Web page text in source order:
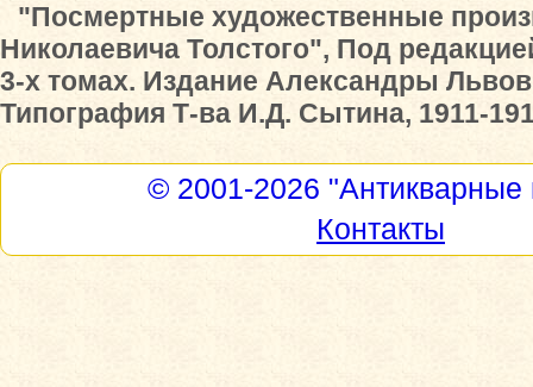
"Посмертные художественные
Николаевича Толстого", Под
3-х томах. Издание Александры
Типография Т-ва И.Д. Сытина, 1911-
© 2001-2026 "Антикварные
Контакты